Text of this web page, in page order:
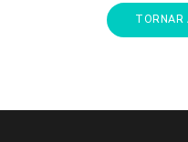
TORNAR